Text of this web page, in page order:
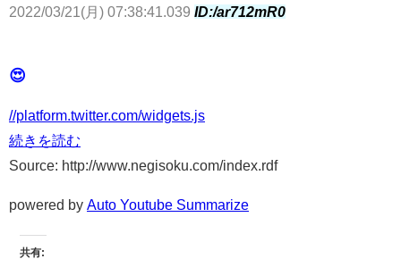
2022/03/21(月) 07:38:41.039 ID:/ar712mR0
😍
//platform.twitter.com/widgets.js
続きを読む
Source: http://www.negisoku.com/index.rdf
powered by Auto Youtube Summarize
共有: